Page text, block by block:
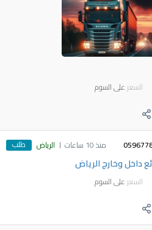
السعر على السوم
منذ 10 ساعات الرياض طلب
داخل وخارج الرياض
السعر على السوم